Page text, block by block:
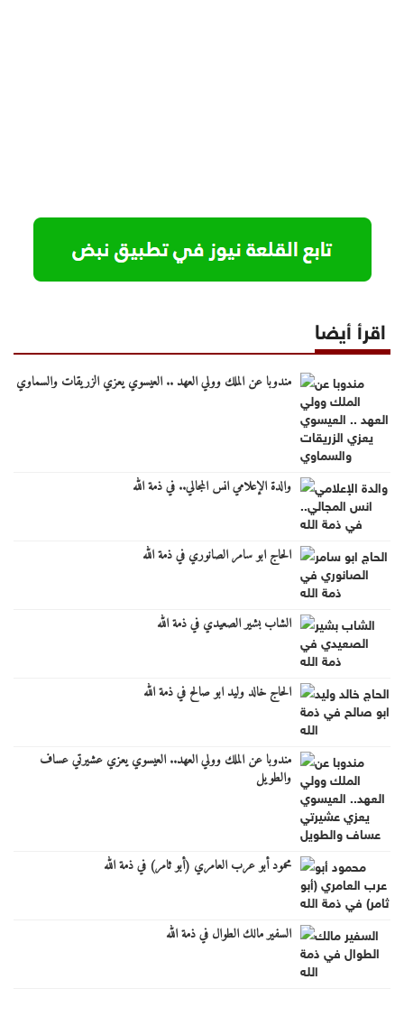
اقرأ أيضا
مندوبا عن الملك وولي العهد .. العيسوي يعزي الزريقات والسماوي
والدة الإعلامي انس المجالي.. في ذمة الله
الحاج ابو سامر الصانوري في ذمة الله
الشاب بشير الصعيدي في ذمة الله
الحاج خالد وليد ابو صالح في ذمة الله
مندوبا عن الملك وولي العهد.. العيسوي يعزي عشيرتي عساف
والطويل
محمود أبو عرب العامري (أبو ثامر) في ذمة الله
السفير مالك الطوال في ذمة الله